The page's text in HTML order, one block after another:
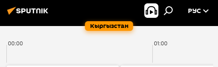
Кыргызстан
РУС
00:00 01:00